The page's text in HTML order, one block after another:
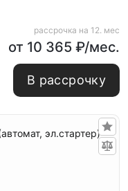
рассрочка на 12. мес
от 10 365 ₽/мес.
В рассрочку